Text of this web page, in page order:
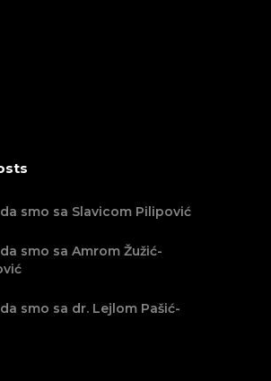
smo sa Slavicom Pilipović
smo sa Amrom Žužić-
smo sa dr. Lejlom Pašić-